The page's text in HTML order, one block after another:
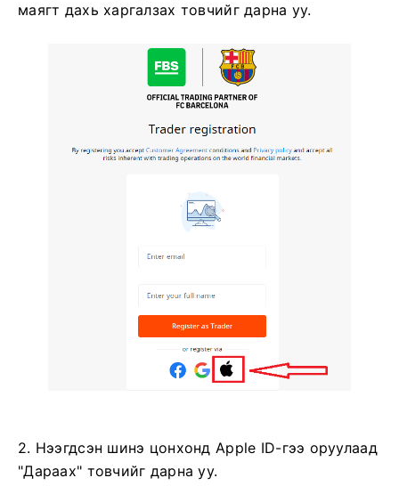
маягт дахь харгалзах товчийг дарна уу.
2. Нээгдсэн шинэ цонхонд Apple ID-гээ оруулаад
"Дараах" товчийг дарна уу.